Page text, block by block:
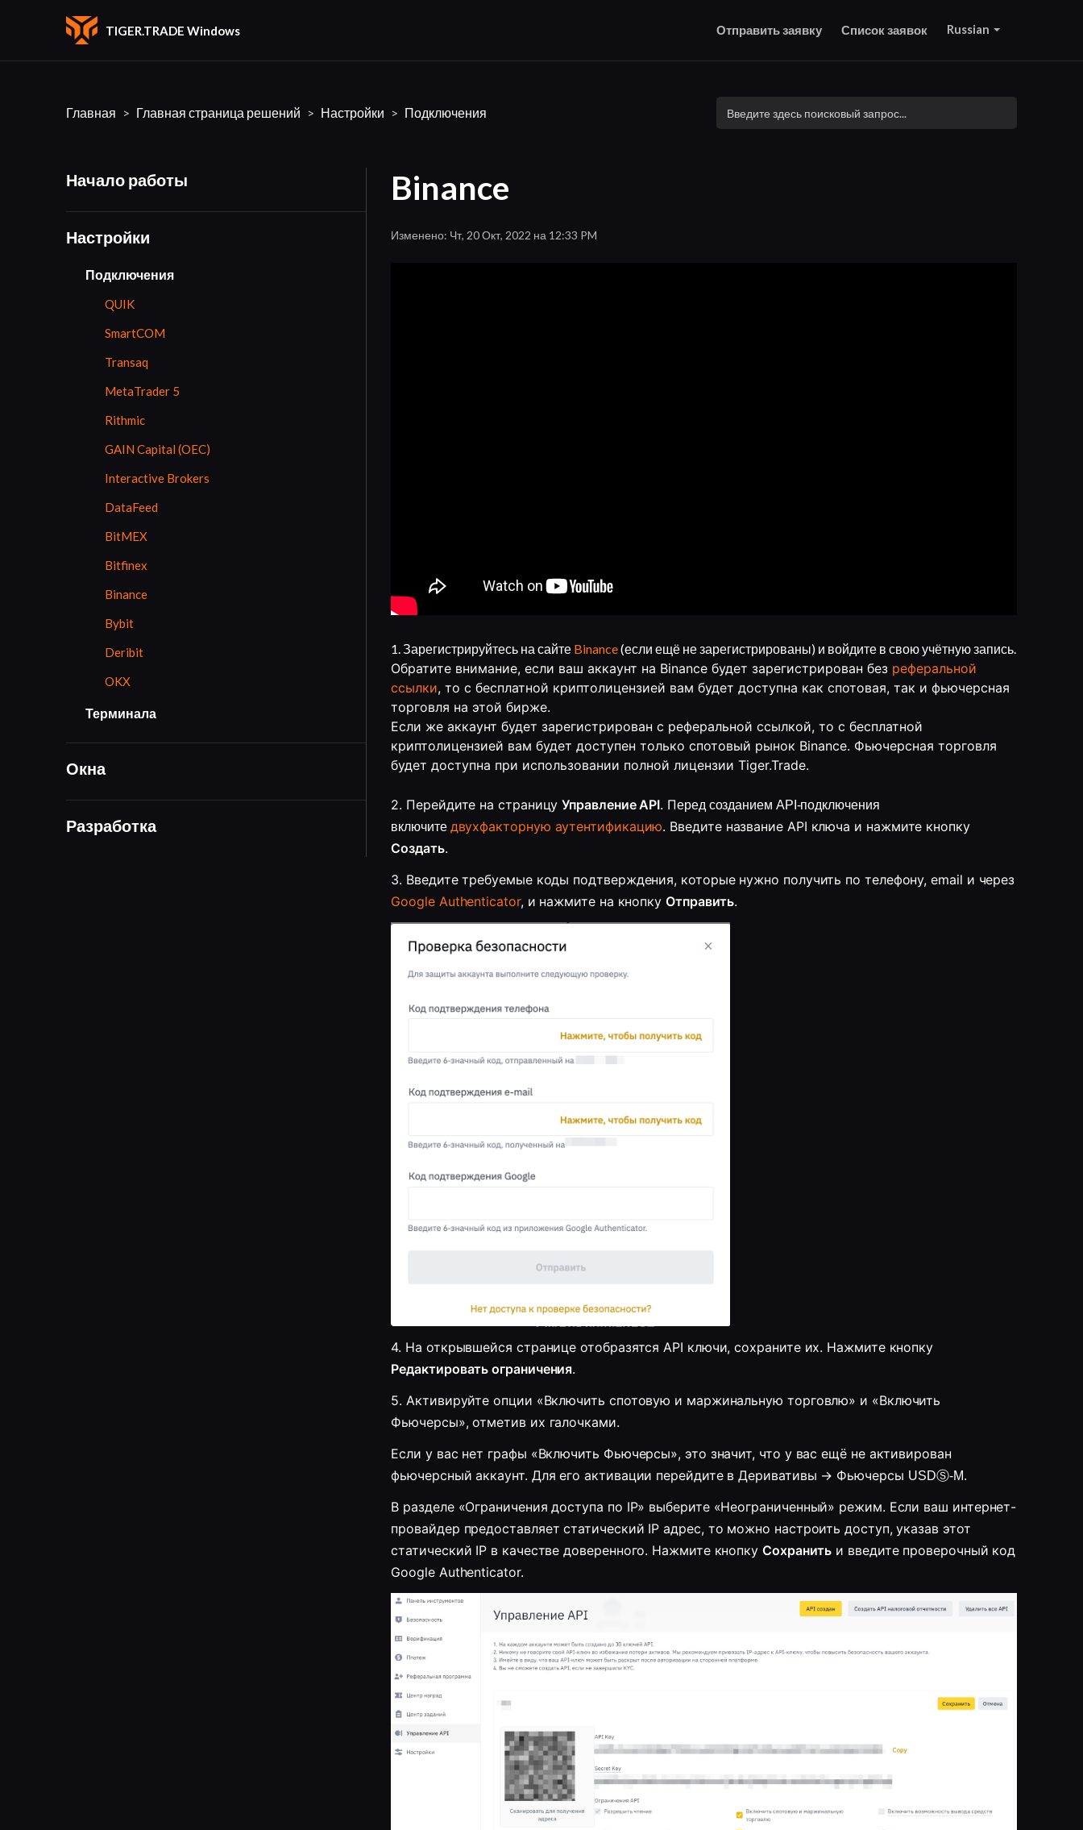
TIGER.TRADE Windows Отправить заявку Список заявок Russian
Главная Главная страница решений Настройки Подключения
Начало работы
Настройки
Подключения
QUIK
SmartCOM
Transaq
MetaTrader 5
Rithmic
GAIN Capital (OEC)
Interactive Brokers
DataFeed
BitMEX
Bitfinex
Binance
Bybit
Deribit
OKX
Терминала
Окна
Разработка
Binance
Изменено: Чт, 20 Окт, 2022 на 12:33 PM
1. Зарегистрируйтесь на сайте Binance(если ещё не зарегистрированы) и войдите в свою учётную запись.
Обратите внимание, если ваш аккаунт на Binance будет зарегистрирован без реферальной
ссылки, то с бесплатной криптолицензией вам будет доступна как спотовая, так и фьючерсная
торговля на этой бирже.
Если же аккаунт будет зарегистрирован с реферальной ссылкой, то с бесплатной
криптолицензией вам будет доступен только спотовый рынок Binance. Фьючерсная торговля
будет доступна при использовании полной лицензии Tiger.Trade.
2. Перейдите на страницу Управление API. Перед созданием API-подключения
включите двухфакторную аутентификацию.
Введите название API ключа и нажмите кнопку
Создать.
Google Authenticator, и нажмите на кнопку Отправить.
Редактировать ограничения.
5. Активируйте опции «Включить спотовую и маржинальную торговлю» и «Включить
Фьючерсы», отметив их галочками.
Если у вас нет графы «Включить Фьючерсы», это значит, что у вас ещё не активирован
фьючерсный аккаунт. Для его активации перейдите в Деривативы → Фьючерсы USDⓈ-M.
В разделе «Ограничения доступа по IP» выберите «Неограниченный» режим. Если ваш интернет-
провайдер предоставляет статический IP адрес, то можно настроить доступ, указав этот
статический IP в качестве доверенного. Нажмите кнопку Сохранить и введите проверочный код
Google Authenticator.